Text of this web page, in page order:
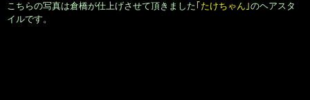
こちらの写真は倉橋が仕上げさせて頂きました｢たけちゃん｣のヘアスタ
イルです。